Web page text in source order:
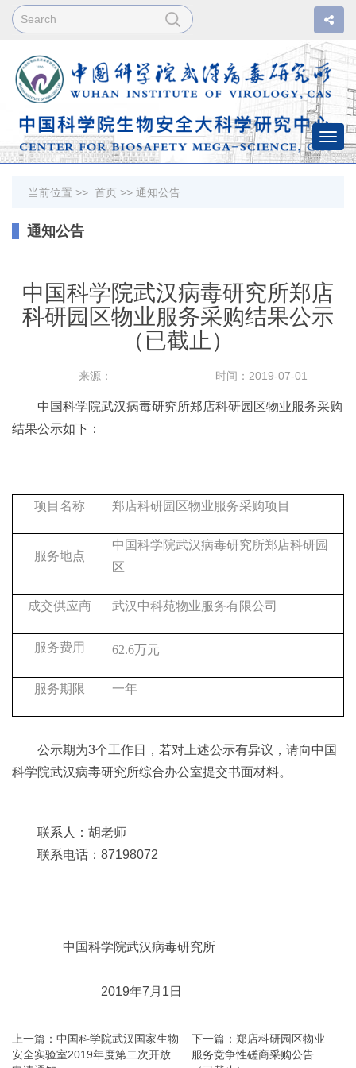
当前位置 >> 首页 >> 通知公告
通知公告
中国科学院武汉病毒研究所郑店
科研园区物业服务采购结果公示
（已截止）
来源： 时间：2019-07-01
中国科学院武汉病毒研究所郑店科研园区物业服务采购
结果公示如下：
项目名称 郑店科研园区物业服务采购项目
服务地点
中国科学院武汉病毒研究所郑店科研园
区
成交供应商 武汉中科苑物业服务有限公司
服务费用 62.6万元
服务期限 一年
公示期为3个工作日，若对上述公示有异议，请向中国
科学院武汉病毒研究所综合办公室提交书面材料。
联系人：胡老师
联系电话：87198072
中国科学院武汉病毒研究所
2019年7月1日
上一篇：中国科学院武汉国家生物
安全实验室2019年度第二次开放
下一篇：郑店科研园区物业
服务竞争性磋商采购公告